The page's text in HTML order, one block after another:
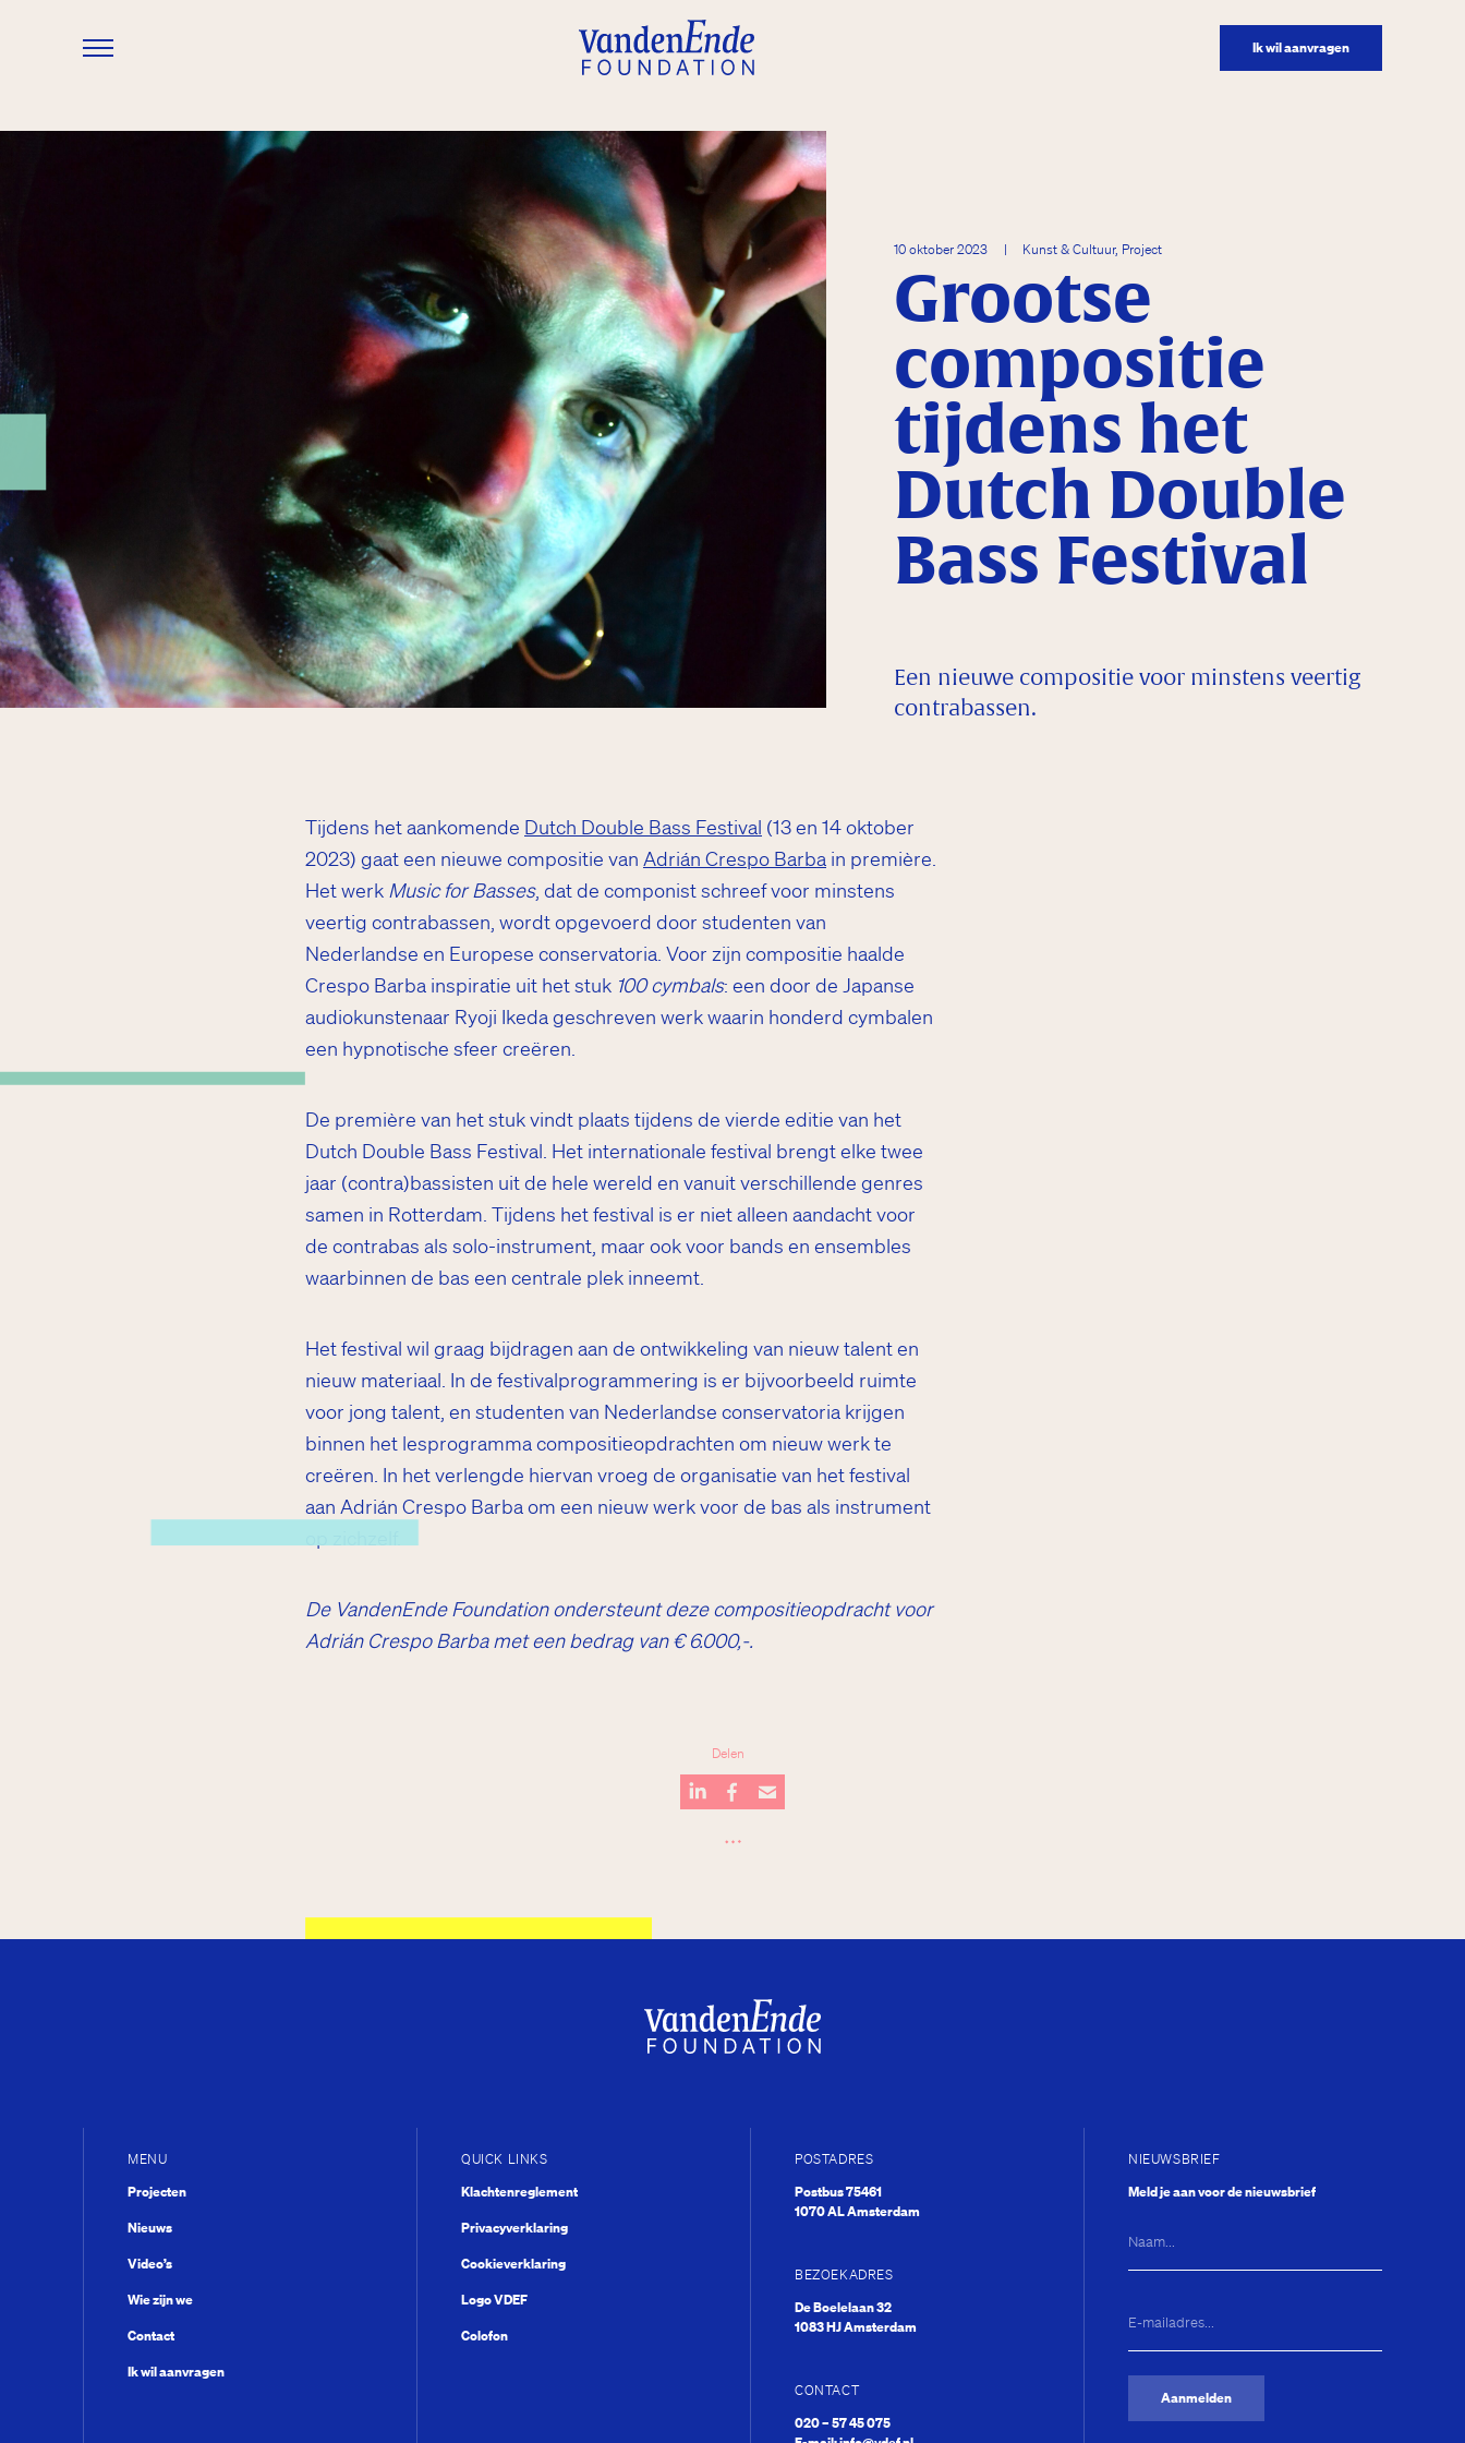
Overslaan en naar de inhoud gaan Ik wil aanvragen
10 oktober 2023 | Kunst & Cultuur, Project
Grootse
compositie
tijdens het
Dutch Double
Bass Festival
Een nieuwe compositie voor minstens veertig
contrabassen.
Tijdens het aankomende Dutch Double Bass Festival (13 en 14 oktober
2023) gaat een nieuwe compositie van Adrián Crespo Barba in première.
Het werk Music for Basses, dat de componist schreef voor minstens
veertig contrabassen, wordt opgevoerd door studenten van
Nederlandse en Europese conservatoria. Voor zijn compositie haalde
Crespo Barba inspiratie uit het stuk 100 cymbals: een door de Japanse
audiokunstenaar Ryoji Ikeda geschreven werk waarin honderd cymbalen
een hypnotische sfeer creëren.
De première van het stuk vindt plaats tijdens de vierde editie van het
Dutch Double Bass Festival. Het internationale festival brengt elke twee
jaar (contra)bassisten uit de hele wereld en vanuit verschillende genres
samen in Rotterdam. Tijdens het festival is er niet alleen aandacht voor
de contrabas als solo-instrument, maar ook voor bands en ensembles
waarbinnen de bas een centrale plek inneemt.
Het festival wil graag bijdragen aan de ontwikkeling van nieuw talent en
nieuw materiaal. In de festivalprogrammering is er bijvoorbeeld ruimte
voor jong talent, en studenten van Nederlandse conservatoria krijgen
binnen het lesprogramma compositieopdrachten om nieuw werk te
creëren. In het verlengde hiervan vroeg de organisatie van het festival
aan Adrián Crespo Barba om een nieuw werk voor de bas als instrument
De VandenEnde Foundation ondersteunt deze compositieopdracht voor
Adrián Crespo Barba met een bedrag van € 6.000,-.
Delen
…
MENU
Projecten
Nieuws
Video’s
Wie zijn we
Contact
Ik wil aanvragen
QUICK LINKS
Klachtenreglement
Privacyverklaring
Cookieverklaring
Logo VDEF
Colofon
POSTADRES
Postbus 75461
1070 AL Amsterdam
BEZOEKADRES
De Boelelaan 32
1083 HJ Amsterdam
CONTACT
020 – 57 45 075
NIEUWSBRIEF
Meld je aan voor de nieuwsbrief
mailadres...
Aanmelden